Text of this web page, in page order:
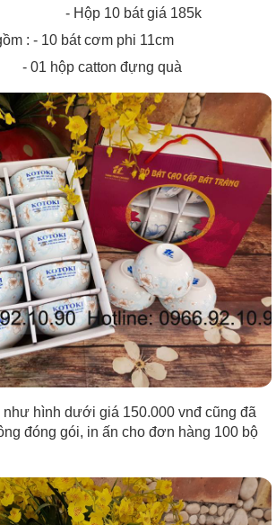
bát giá 185k
: - 10 bát cơm phi 11cm
đựng quà
như hình dưới giá 150.000 vnđ cũng đã
đóng gói, in ấn cho đơn hàng 100 bộ